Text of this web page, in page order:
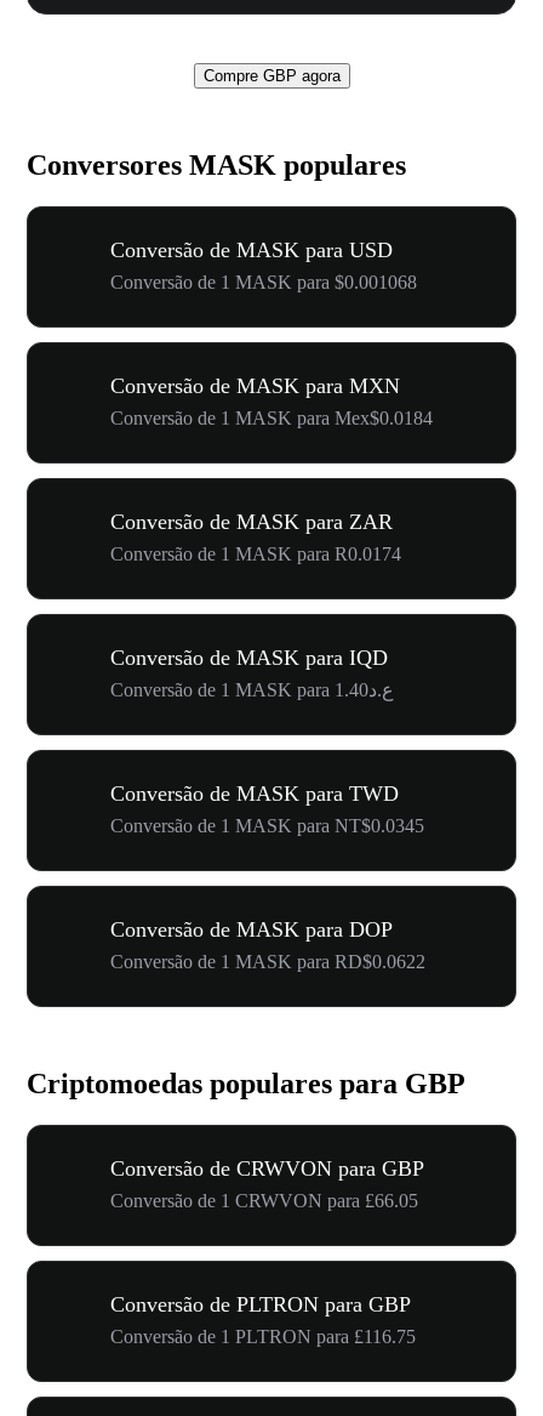
Compre GBP agora
Conversores MASK populares
Conversão de MASK para USD
Conversão de 1 MASK para $0.001068
Conversão de MASK para MXN
Conversão de 1 MASK para Mex$0.0184
Conversão de MASK para ZAR
Conversão de 1 MASK para R0.0174
Conversão de MASK para IQD
Conversão de 1 MASK para ع.د1.40
Conversão de MASK para TWD
Conversão de 1 MASK para NT$0.0345
Conversão de MASK para DOP
Conversão de 1 MASK para RD$0.0622
Criptomoedas populares para GBP
Conversão de CRWVON para GBP
Conversão de 1 CRWVON para £66.05
Conversão de PLTRON para GBP
Conversão de 1 PLTRON para £116.75